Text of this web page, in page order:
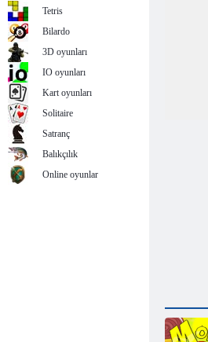
Tetris
Bilardo
3D oyunları
IO oyunları
Kart oyunları
Solitaire
Satranç
Balıkçılık
Online oyunlar